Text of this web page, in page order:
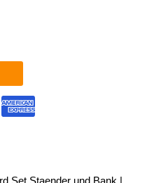
Set Staender und Bank |